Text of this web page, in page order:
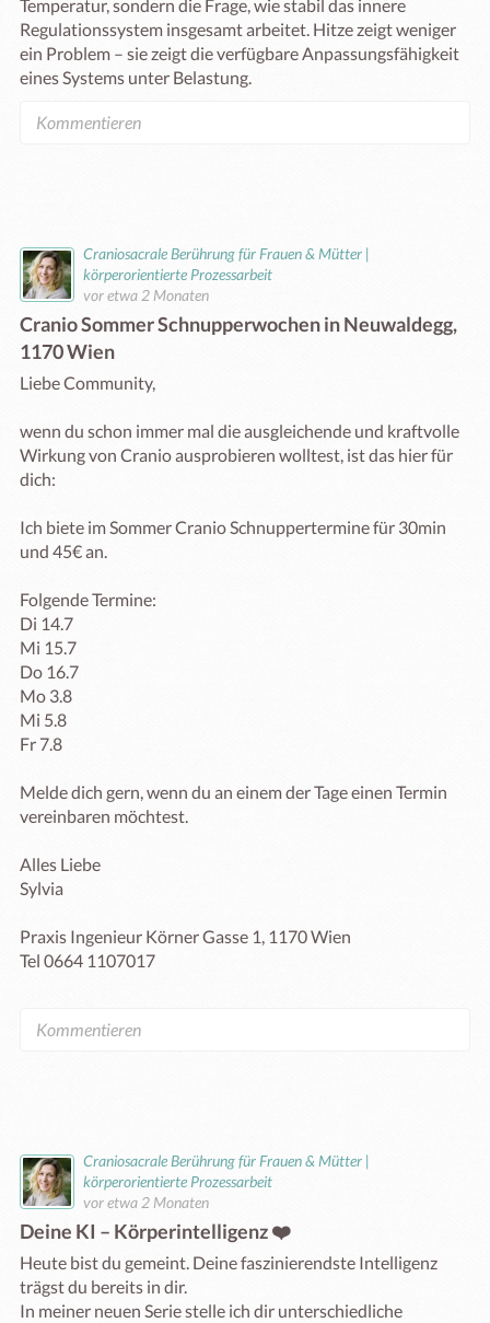
Temperatur, sondern die Frage, wie stabil das innere
Regulationssystem insgesamt arbeitet. Hitze zeigt weniger
ein Problem – sie zeigt die verfügbare Anpassungsfähigkeit
eines Systems unter Belastung.
Craniosacrale Berührung für Frauen & Mütter |
körperorientierte Prozessarbeit
vor etwa 2 Monaten
Cranio Sommer Schnupperwochen in Neuwaldegg,
1170 Wien
Liebe Community,
wenn du schon immer mal die ausgleichende und kraftvolle
Wirkung von Cranio ausprobieren wolltest, ist das hier für
dich:
Ich biete im Sommer Cranio Schnuppertermine für 30min
und 45€ an.
Folgende Termine:
Di 14.7
Mi 15.7
Do 16.7
Mo 3.8
Mi 5.8
Fr 7.8
Melde dich gern, wenn du an einem der Tage einen Termin
vereinbaren möchtest.
Alles Liebe
Sylvia
Praxis Ingenieur Körner Gasse 1, 1170 Wien
Tel 0664 1107017
Craniosacrale Berührung für Frauen & Mütter |
körperorientierte Prozessarbeit
vor etwa 2 Monaten
Deine KI – Körperintelligenz ❤️
Heute bist du gemeint. Deine faszinierendste Intelligenz
trägst du bereits in dir.
In meiner neuen Serie stelle ich dir unterschiedliche